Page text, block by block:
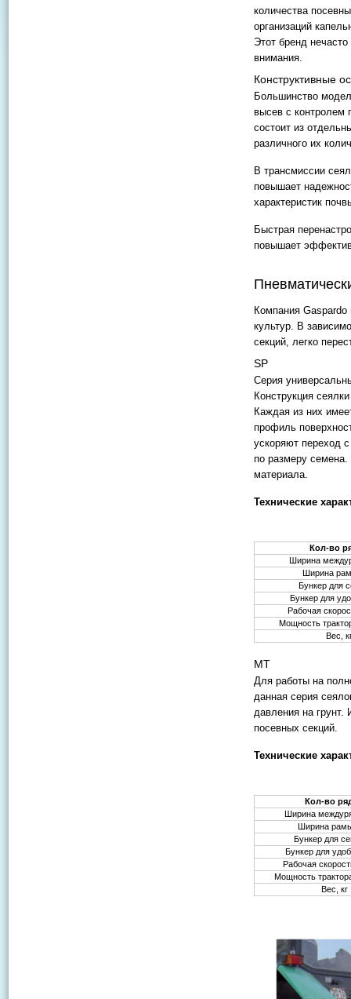
количества
организаций
Этот бренд
внимания.
Конструктивные
Большинство
высев с контролем
состоит из
различного их
В трансмиссии
повышает
характеристик
Быстрая
повышает
Компания
культур. В
секций, легко
SP
Серия
Конструкция
Каждая из них
профиль
ускоряют переход
по размеру
материала.
Технические
Кол-во
Ширина
Ширина
Бункер для
Бункер для
Рабочая
Мощность
Вес,
MT
Для работы на
данная серия
давления на грунт.
посевных секций.
Технические
Кол-во
Ширина
Ширина
Бункер для
Бункер для
Рабочая
Мощность
Вес, кг